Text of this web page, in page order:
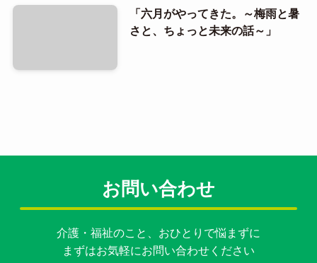
「六月がやってきた。～梅雨と暑
さと、ちょっと未来の話～」
お問い合わせ
介護・福祉のこと、おひとりで悩まずに
まずはお気軽にお問い合わせください